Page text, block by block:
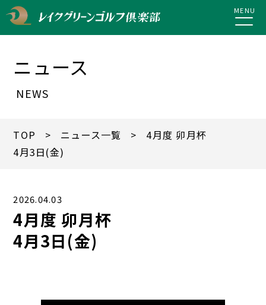
MENU
ニュース
NEWS
TOP > ニュース一覧
> 4月度 卯月杯
4月3日(金)
2026.04.03
4月度 卯月杯
4月3日(金)